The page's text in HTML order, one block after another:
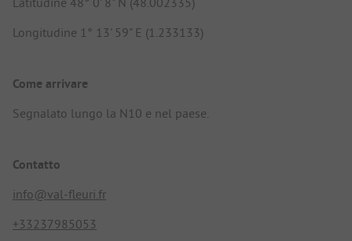
Longitudine 1° 13' 59" E (1.233133)
Come arrivare
Segnalato lungo la N10 e nel paese.
Contatto
info@val-fleuri.fr
+33237985053